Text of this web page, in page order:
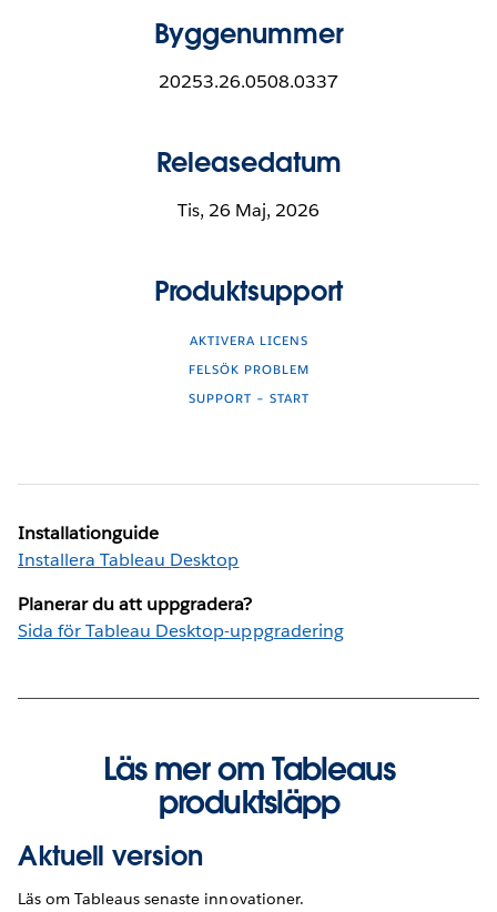
Byggenummer
20253.26.0508.0337
Releasedatum
Tis, 26 Maj, 2026
Produktsupport
AKTIVERA LICENS
FELSÖK PROBLEM
SUPPORT – START
Installationguide
Installera Tableau Desktop
Planerar du att uppgradera?
Sida för Tableau Desktop-uppgradering
Läs mer om Tableaus
produktsläpp
Aktuell version
Läs om Tableaus senaste innovationer.